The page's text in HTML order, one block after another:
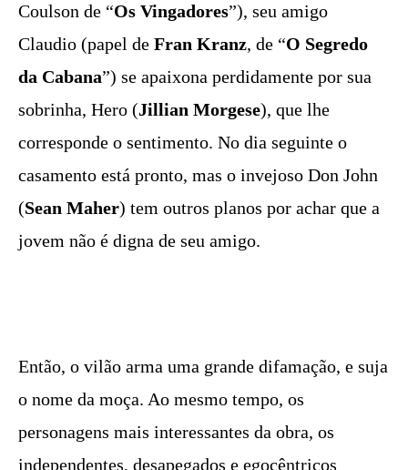
Coulson de “Os Vingadores”), seu amigo
Claudio (papel de Fran Kranz, de “O Segredo
da Cabana”) se apaixona perdidamente por sua
sobrinha, Hero (Jillian Morgese), que lhe
corresponde o sentimento. No dia seguinte o
casamento está pronto, mas o invejoso Don John
(Sean Maher) tem outros planos por achar que a
jovem não é digna de seu amigo.
Então, o vilão arma uma grande difamação, e suja
o nome da moça. Ao mesmo tempo, os
personagens mais interessantes da obra, os
independentes, desapegados e egocêntricos